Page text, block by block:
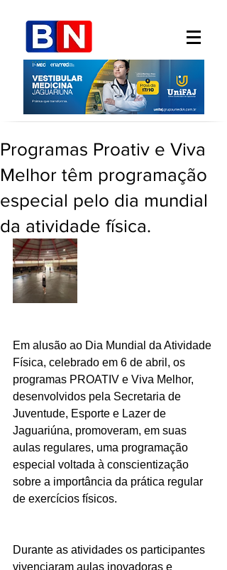
Programas Proativ e Viva
Melhor têm programação
especial pelo dia mundial
da atividade física.
Em alusão ao Dia Mundial da Atividade
Física, celebrado em 6 de abril, os
programas PROATIV e Viva Melhor,
desenvolvidos pela Secretaria de
Juventude, Esporte e Lazer de
Jaguariúna, promoveram, em suas
aulas regulares, uma programação
especial voltada à conscientização
sobre a importância da prática regular
de exercícios físicos.
Durante as atividades os participantes
vivenciaram aulas inovadoras e